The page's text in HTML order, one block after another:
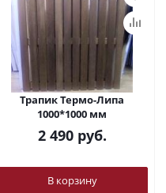
Трапик Термо-Липа
1000*1000 мм
2 490руб.
В корзину